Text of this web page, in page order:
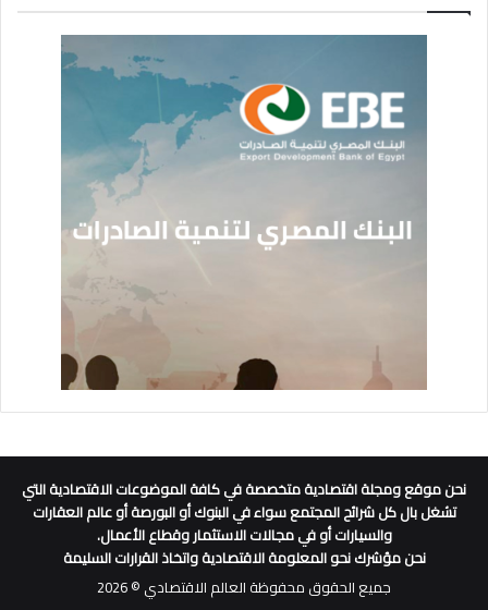
نحن موقع ومجلة اقتصادية متخصصة في كافة الموضوعات الاقتصادية التي
تشغل بال كل شرائح المجتمع سواء في البنوك أو البورصة أو عالم العقارات
والسيارات أو في مجالات الاستثمار وقطاع الأعمال.
نحن مؤشرك نحو المعلومة الاقتصادية واتخاذ القرارات السليمة
جميع الحقوق محفوظة العالم الاقتصادي © 2026